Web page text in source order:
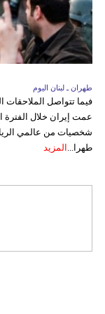
طهران ـ لبنان اليوم
فيما تتواصل الملاحقات
عمت إيران خلال الفترة
شخصيات من عالمي
طهرا... المزيد